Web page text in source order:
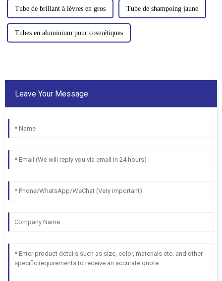
Tube de brillant à lèvres en gros Tube de shampoing jaune
Tubes en aluminium pour cosmétiques
Leave Your Message